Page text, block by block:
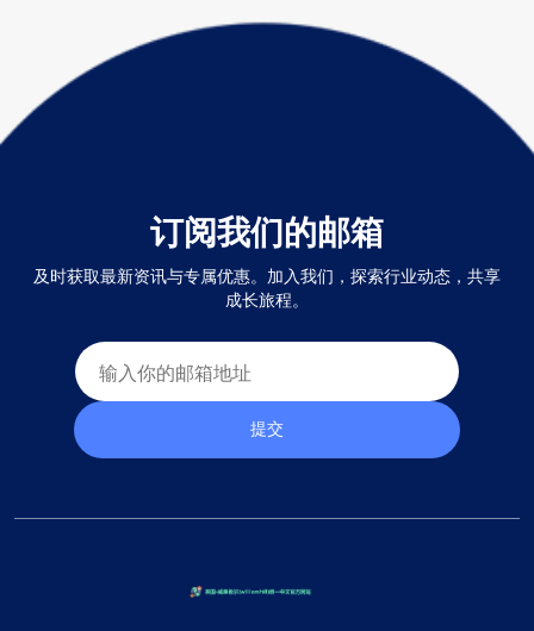
订阅我们的邮箱
及时获取最新资讯与专属优惠。加入我们，探索行业动态，共享
成长旅程。
提交